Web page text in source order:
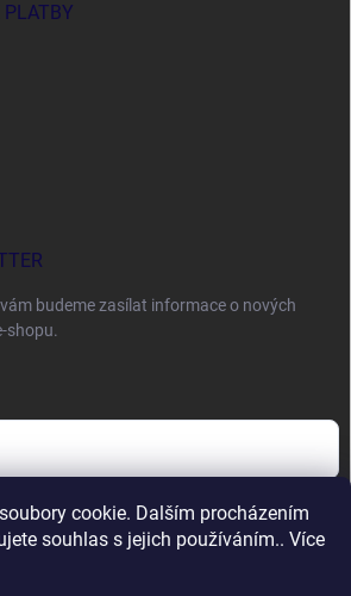
cookie. Dalším procházením
souhlas s jejich používáním.. Více
budeme zasílat informace o nových
shopu.
spodmínkami ochrany osobních údajů